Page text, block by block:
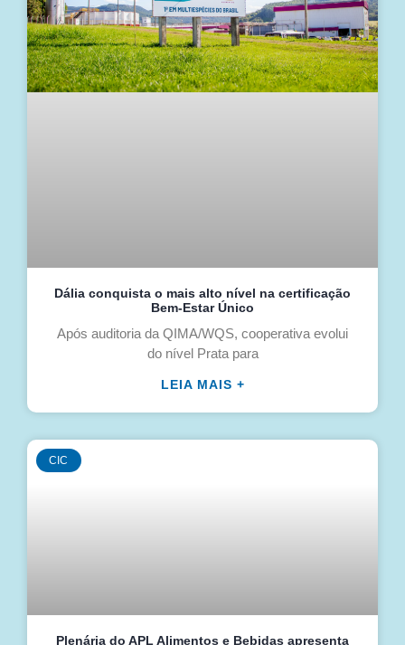
Dália conquista o mais alto nível na certificação
Bem-Estar Único
Após auditoria da QIMA/WQS, cooperativa evolui
do nível Prata para
LEIA MAIS +
CIC
Plenária do APL Alimentos e Bebidas apresenta